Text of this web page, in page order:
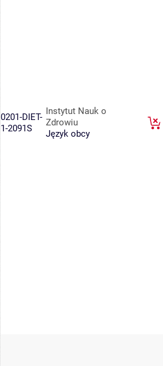
0201-DIET-
1-2091S
Instytut Nauk o
Zdrowiu
Język obcy